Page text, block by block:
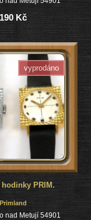
190 Kč
vyprodáno
hodinky PRIM.
Primland
nad Metují 54901